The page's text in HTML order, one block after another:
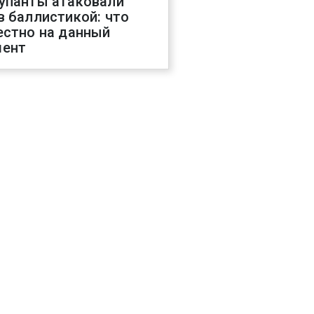
баллистикой: что
на данный